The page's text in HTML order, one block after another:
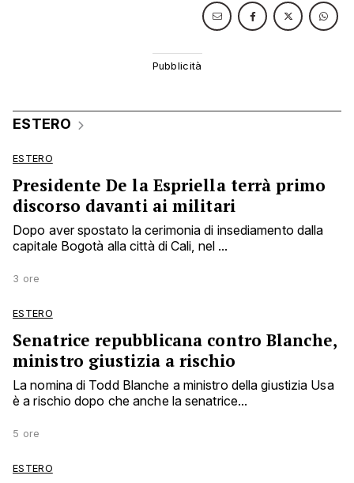
ESTERO
ESTERO
Presidente De la Espriella terrà primo
discorso davanti ai militari
Dopo aver spostato la cerimonia di insediamento dalla
capitale Bogotà alla città di Cali, nel ...
3 ore
ESTERO
Senatrice repubblicana contro Blanche,
ministro giustizia a rischio
La nomina di Todd Blanche a ministro della giustizia Usa
è a rischio dopo che anche la senatrice...
5 ore
ESTERO